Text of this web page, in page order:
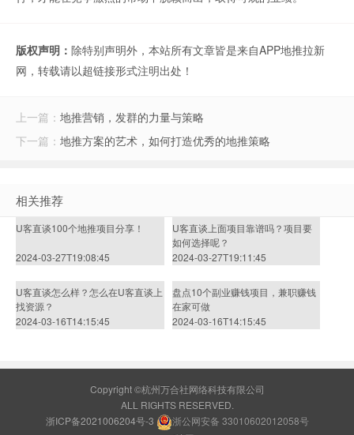
版权声明： 除特别声明外，本站所有文章皆是来自APP地推拉新
网，转载请以超链接形式注明出处！
上一篇： 地推营销，发群的力量与策略
下一篇： 地推方案的艺术，如何打造优秀的地推策略
相关推荐
U客直谈100个地推项目分享！
2024-03-27T19:08:45
U客直谈上面项目靠谱吗？项目要
如何选择呢？
2024-03-27T19:11:45
U客直谈怎么样？怎么在U客直谈上
找资源？
2024-03-16T14:15:45
盘点10个副业赚钱项目，兼职赚钱
在家可做
2024-03-16T14:15:45
Copyright ©杭州万合社网络科技有限公司
ALL RIGHTS RESERVED.
浙ICP备2021006204号-3
浙公网安备 33010602012058号